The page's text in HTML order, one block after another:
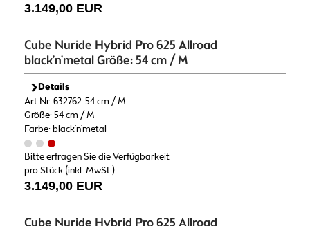
3.149,00 EUR
Cube Nuride Hybrid Pro 625 Allroad
black'n'metal Größe: 54 cm / M
Details
Art.Nr. 632762-54 cm / M
Größe: 54 cm / M
Farbe: black'n'metal
Bitte erfragen Sie die Verfügbarkeit
pro Stück (inkl. MwSt.)
3.149,00 EUR